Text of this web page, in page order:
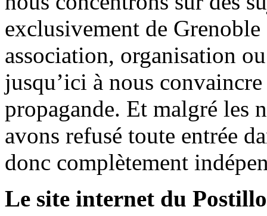
exclusivement de
association, organisation
jusqu’ici à nous
propagande. Et malgré les
avons refusé toute entrée
donc complètement
Le site internet du